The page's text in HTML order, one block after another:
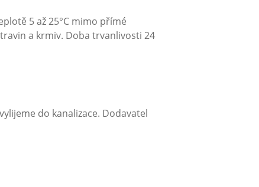
5 až 25°C mimo přímé
a krmiv. Doba trvanlivosti 24
do kanalizace. Dodavatel